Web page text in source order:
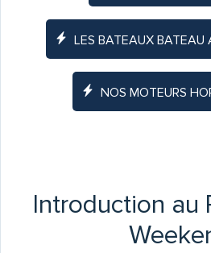
LES BATEAUX BATEAU
NOS MOTEURS
Introduction au